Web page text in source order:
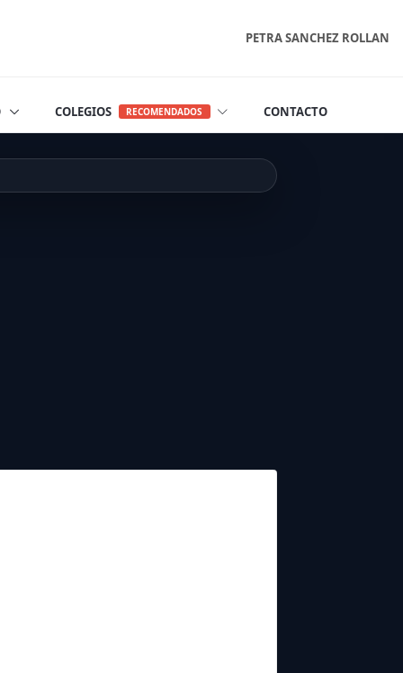
PETRA SANCHEZ ROLLAN
COLEGIOS RECOMENDADOS CONTACTO